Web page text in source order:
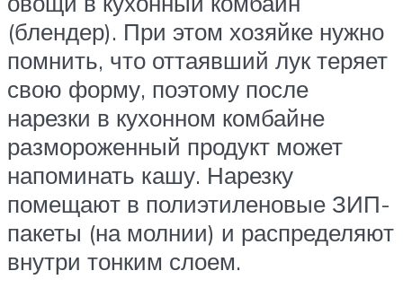
(блендер). При этом хозяйке нужно
помнить, что оттаявший лук теряет
свою форму, поэтому после
нарезки в кухонном комбайне
размороженный продукт может
напоминать кашу. Нарезку
помещают в полиэтиленовые ЗИП-
пакеты (на молнии) и распределяют
внутри тонким слоем.